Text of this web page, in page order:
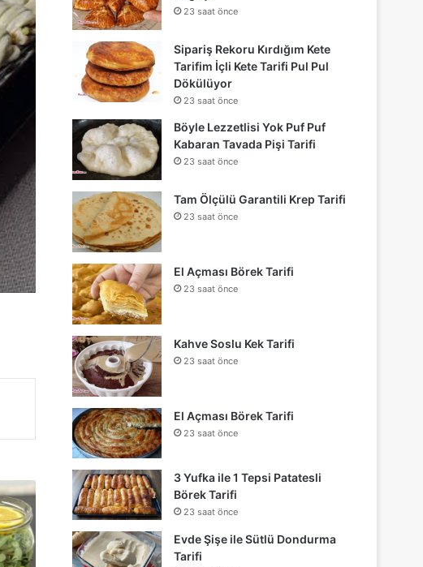
23 saat önce
Sipariş Rekoru Kırdığım Kete
Tarifim İçli Kete Tarifi Pul Pul
Dökülüyor
23 saat önce
Böyle Lezzetlisi Yok Puf Puf
Kabaran Tavada Pişi Tarifi
23 saat önce
Tam Ölçülü Garantili Krep Tarifi
23 saat önce
El Açması Börek Tarifi
23 saat önce
Kahve Soslu Kek Tarifi
23 saat önce
El Açması Börek Tarifi
23 saat önce
3 Yufka ile 1 Tepsi Patatesli
Börek Tarifi
23 saat önce
Evde Şişe ile Sütlü Dondurma
Tarifi